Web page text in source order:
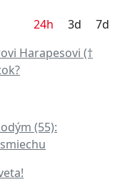
24h 3d
7d
Harapesovi (†
(55):